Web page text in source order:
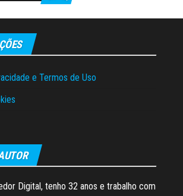
e Termos de Uso
Digital, tenho 32 anos e trabalho com